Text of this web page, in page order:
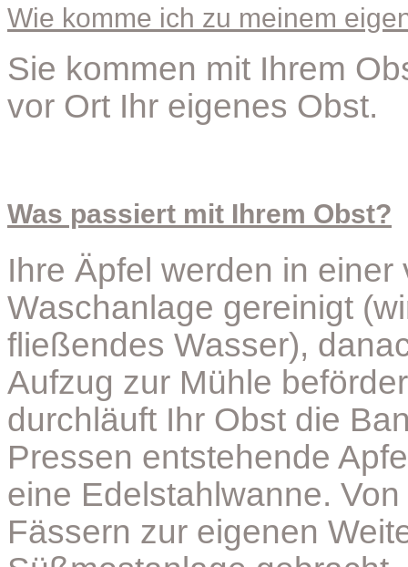
Wie komme ich zu meinem
Sie kommen mit Ihrem
vor Ort Ihr eigenes Obst.
Was passiert mit Ihrem Obst?
Ihre Äpfel werden in
Waschanlage gereinigt
fließendes Wasser),
Aufzug zur Mühle
durchläuft Ihr Obst die
Pressen entstehende
eine Edelstahlwanne.
Fässern zur eigenen